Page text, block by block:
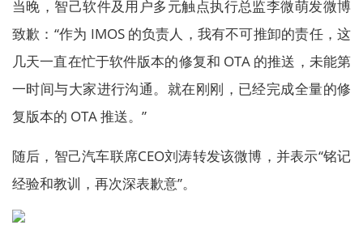
当晚，智己软件及用户多元触点执行总监李微萌发微博
致歉：“作为 IMOS 的负责人，我有不可推卸的责任，这
几天一直在忙于软件版本的修复和 OTA 的推送，未能第
一时间与大家进行沟通。就在刚刚，已经完成全量的修
复版本的 OTA 推送。”
随后，智己汽车联席CEO刘涛转发该微博，并表示“铭记
经验和教训，再次深表歉意”。